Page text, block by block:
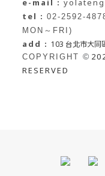
e-mail :
tel : 02-2592-
MON～FRI)
add : 103 台北市大同
COPYRIGHT ©
RESERVED